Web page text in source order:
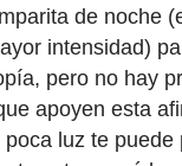
de noche
intensidad)
pero no hay
apoyen esta
luz te puede